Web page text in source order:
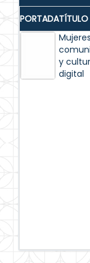
PORTADATÍTULO
y
digital